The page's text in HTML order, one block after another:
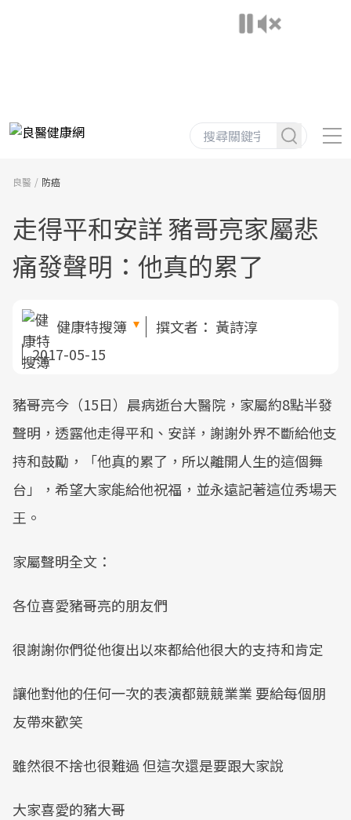
良醫 防癌
走得平和安詳 豬哥亮家屬悲
痛發聲明：他真的累了
健康特搜簿 撰文者： 黃詩淳
2017-05-15
豬哥亮今（15日）晨病逝台大醫院，家屬約8點半發
聲明，透露他走得平和、安詳，謝謝外界不斷給他支
持和鼓勵，「他真的累了，所以離開人生的這個舞
台」，希望大家能給他祝福，並永遠記著這位秀場天
王。
家屬聲明全文：
各位喜愛豬哥亮的朋友們
很謝謝你們從他復出以來都給他很大的支持和肯定
讓他對他的任何一次的表演都競競業業 要給每個朋
友帶來歡笑
雖然很不捨也很難過 但這次還是要跟大家說
大家喜愛的豬大哥